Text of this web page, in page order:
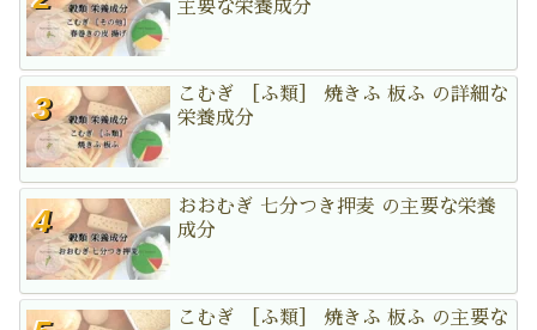
主要な栄養成分
こむぎ ［ふ類］ 焼きふ 板ふ の詳細な
栄養成分
おおむぎ 七分つき押麦 の主要な栄養
成分
こむぎ ［ふ類］ 焼きふ 板ふ の主要な